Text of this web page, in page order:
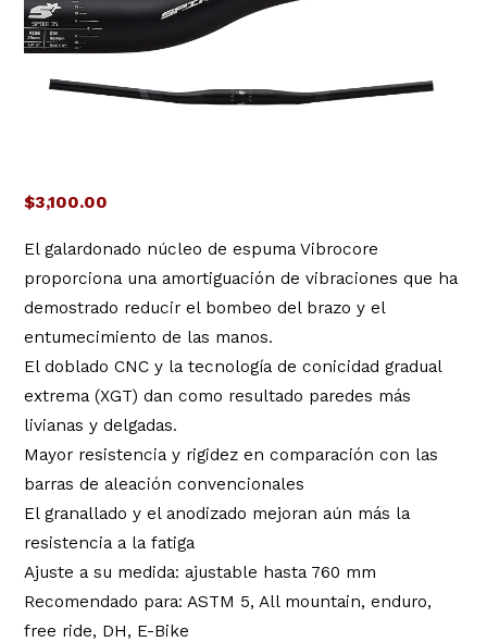
$3,100.00
El galardonado núcleo de espuma Vibrocore
proporciona una amortiguación de vibraciones que ha
demostrado reducir el bombeo del brazo y el
entumecimiento de las manos.
El doblado CNC y la tecnología de conicidad gradual
extrema (XGT) dan como resultado paredes más
livianas y delgadas.
Mayor resistencia y rigidez en comparación con las
barras de aleación convencionales
El granallado y el anodizado mejoran aún más la
resistencia a la fatiga
Ajuste a su medida: ajustable hasta 760 mm
Recomendado para: ASTM 5, All mountain, enduro,
free ride, DH, E-Bike